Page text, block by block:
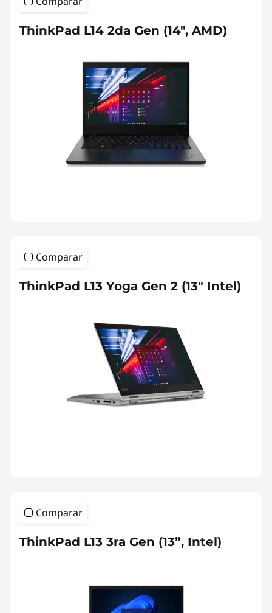
ThinkPad L14 2da Gen (14", AMD)
Comparar
ThinkPad L13 Yoga Gen 2 (13" Intel)
Comparar
ThinkPad L13 3ra Gen (13”, Intel)